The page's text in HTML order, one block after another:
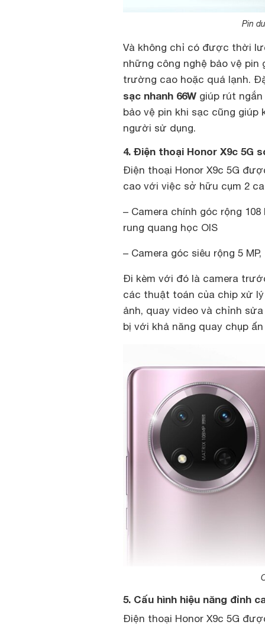
Pin
Và không chỉ có được thời
những công nghệ bảo vệ
trường cao hoặc quá lạnh.
sạc nhanh 66W giúp rút
bảo vệ pin khi sạc cũng giúp
người sử dụng.
4. Điện thoại Honor X9c 5G
Điện thoại Honor X9c 5G
cao với việc sở hữu cụm 2
– Camera chính góc rộng 108
rung quang học OIS
– Camera góc siêu rộng 5
Đi kèm với đó là camera
các thuật toán của chip xử
ảnh, quay video và chỉnh
bị với khả năng quay chụp
5. Cấu hình hiệu năng đỉnh
Điện thoại Honor X9c 5G